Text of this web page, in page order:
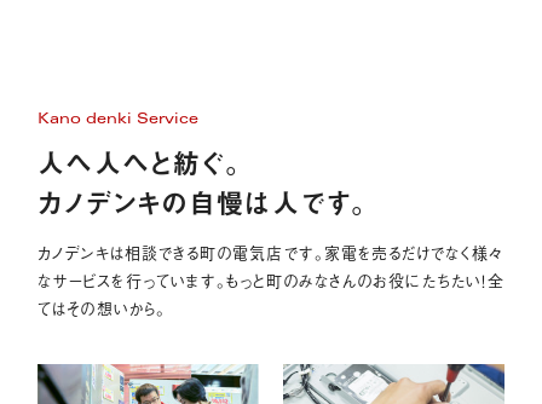
Kano denki Service
人へ人へと紡ぐ。
カノデンキの自慢は人です。
カノデンキは相談できる町の電気店です。家電を売るだけでなく様々
なサービスを行っています。もっと町のみなさんのお役にたちたい！全
てはその想いから。